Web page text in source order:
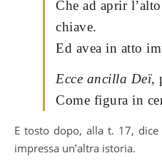
Che ad aprir
chiave.
Ed avea in atto
Ecce ancilla Deï,
Come figura in
E tosto dopo, alla t. 17, dice
impressa un’altra istoria.